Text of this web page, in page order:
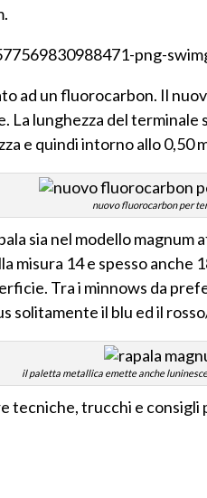
ad un fluorocarbon. Il
La lunghezza del terminale
e quindi intorno allo 0,50
nuovo fluorocarbon per
sia nel modello
14 e spesso anche
Tra i minnows da
solitamente il blu ed il
il paletta metallica emette anche
tecniche, trucchi e consigli